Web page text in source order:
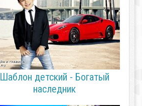
Шаблон детский - Богатый
наследник